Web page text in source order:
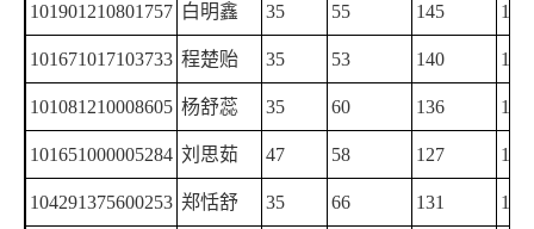
101901210801757 白明鑫 35 55 145 145
101671017103733 程楚贻 35 53 140 140
101081210008605 杨舒蕊 35 60 136 132
101651000005284 刘思茹 47 58 127 130
104291375600253 郑恬舒 35 66 131 129